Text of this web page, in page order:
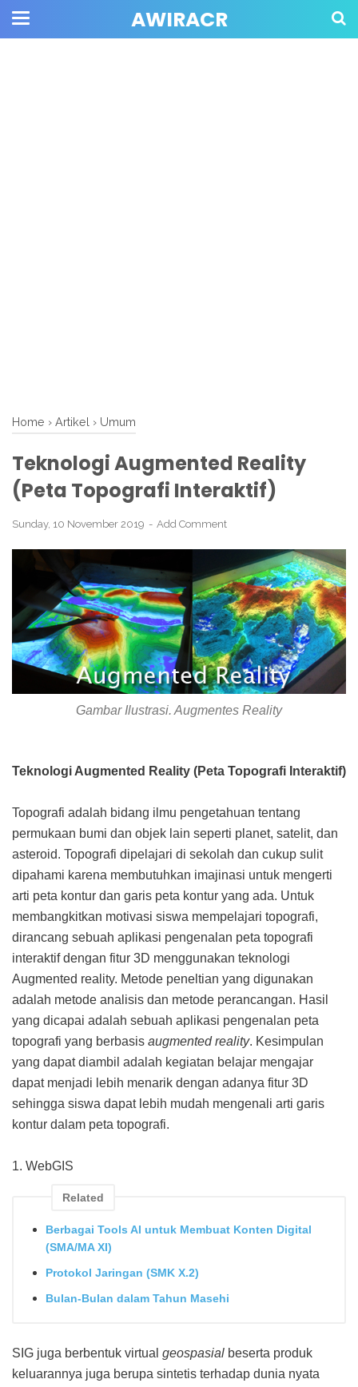
AWIRACR
Home › Artikel › Umum
Teknologi Augmented Reality
(Peta Topografi Interaktif)
Sunday, 10 November 2019 Add Comment
Gambar Ilustrasi. Augmentes Reality
Teknologi Augmented Reality (Peta Topografi Interaktif)
Topografi adalah bidang ilmu pengetahuan tentang
permukaan bumi dan objek lain seperti planet, satelit, dan
asteroid. Topografi dipelajari di sekolah dan cukup sulit
dipahami karena membutuhkan imajinasi untuk mengerti
arti peta kontur dan garis peta kontur yang ada. Untuk
membangkitkan motivasi siswa mempelajari topografi,
dirancang sebuah aplikasi pengenalan peta topografi
interaktif dengan fitur 3D menggunakan teknologi
Augmented reality. Metode peneltian yang digunakan
adalah metode analisis dan metode perancangan. Hasil
yang dicapai adalah sebuah aplikasi pengenalan peta
topografi yang berbasis augmented reality. Kesimpulan
yang dapat diambil adalah kegiatan belajar mengajar
dapat menjadi lebih menarik dengan adanya fitur 3D
sehingga siswa dapat lebih mudah mengenali arti garis
kontur dalam peta topografi.
1. WebGIS
Related
Berbagai Tools AI untuk Membuat Konten Digital
(SMA/MA XI)
Protokol Jaringan (SMK X.2)
Bulan-Bulan dalam Tahun Masehi
SIG juga berbentuk virtual geospasial beserta produk
keluarannya juga berupa sintetis terhadap dunia nyata